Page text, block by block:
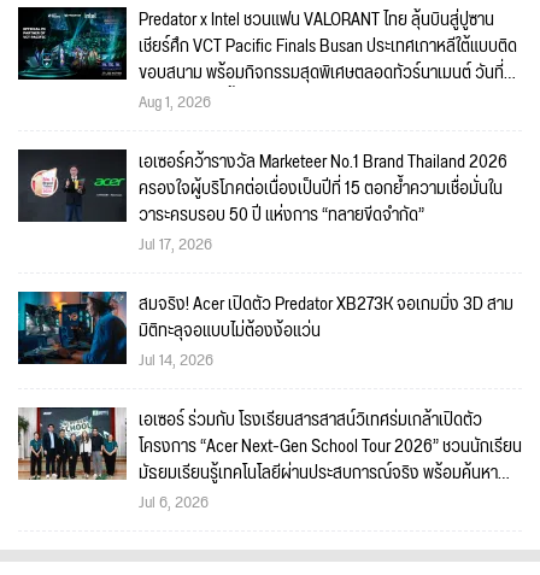
Predator x Intel ชวนแฟน VALORANT ไทย ลุ้นบินสู่ปูซาน
เชียร์ศึก VCT Pacific Finals Busan ประเทศเกาหลีใต้แบบติด
ขอบสนาม พร้อมกิจกรรมสุดพิเศษตลอดทัวร์นาเมนต์ วันที่
5-6 กันยายนนี้!
Aug 1, 2026
เอเซอร์คว้ารางวัล Marketeer No.1 Brand Thailand 2026
ครองใจผู้บริโภคต่อเนื่องเป็นปีที่ 15 ตอกย้ำความเชื่อมั่นใน
วาระครบรอบ 50 ปี แห่งการ “ทลายขีดจำกัด”
Jul 17, 2026
สมจริง! Acer เปิดตัว Predator XB273K จอเกมมิ่ง 3D สาม
มิติทะลุจอแบบไม่ต้องง้อแว่น
Jul 14, 2026
เอเซอร์ ร่วมกับ โรงเรียนสารสาสน์วิเทศร่มเกล้าเปิดตัว
โครงการ “Acer Next-Gen School Tour 2026” ชวนนักเรียน
มัธยมเรียนรู้เทคโนโลยีผ่านประสบการณ์จริง พร้อมค้นหา
แรงบันดาลใจสู่อาชีพด้าน IT และดิจิทัลในยุค AI
Jul 6, 2026